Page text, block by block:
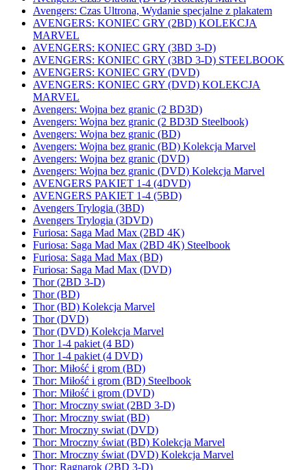
Avengers: Czas Ultrona, Wydanie specjalne z plakatem
AVENGERS: KONIEC GRY (2BD) KOLEKCJA
MARVEL
AVENGERS: KONIEC GRY (3BD 3-D)
AVENGERS: KONIEC GRY (3BD 3-D) STEELBOOK
AVENGERS: KONIEC GRY (DVD)
AVENGERS: KONIEC GRY (DVD) KOLEKCJA
MARVEL
Avengers: Wojna bez granic (2 BD3D)
Avengers: Wojna bez granic (2 BD3D Steelbook)
Avengers: Wojna bez granic (BD)
Avengers: Wojna bez granic (BD) Kolekcja Marvel
Avengers: Wojna bez granic (DVD)
Avengers: Wojna bez granic (DVD) Kolekcja Marvel
AVENGERS PAKIET 1-4 (4DVD)
AVENGERS PAKIET 1-4 (5BD)
Avengers Trylogia (3BD)
Avengers Trylogia (3DVD)
Furiosa: Saga Mad Max (2BD 4K)
Furiosa: Saga Mad Max (2BD 4K) Steelbook
Furiosa: Saga Mad Max (BD)
Furiosa: Saga Mad Max (DVD)
Thor (2BD 3-D)
Thor (BD)
Thor (BD) Kolekcja Marvel
Thor (DVD)
Thor (DVD) Kolekcja Marvel
Thor 1-4 pakiet (4 BD)
Thor 1-4 pakiet (4 DVD)
Thor: Miłość i grom (BD)
Thor: Miłość i grom (BD) Steelbook
Thor: Miłość i grom (DVD)
Thor: Mroczny swiat (2BD 3-D)
Thor: Mroczny swiat (BD)
Thor: Mroczny swiat (DVD)
Thor: Mroczny świat (BD) Kolekcja Marvel
Thor: Mroczny świat (DVD) Kolekcja Marvel
Thor: Ragnarok (2BD 3-D)